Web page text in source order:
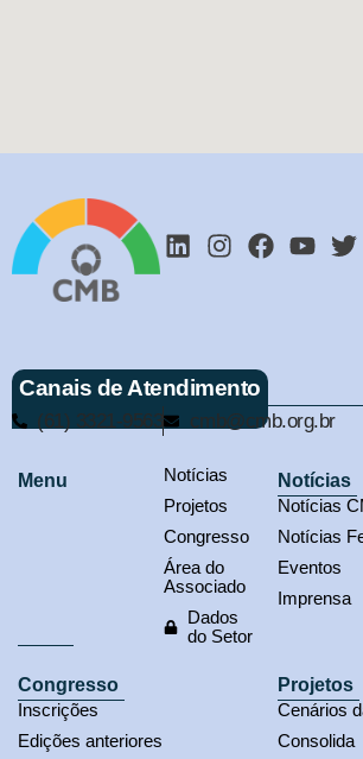
Canais de Atendimento
(61) 3321-9563 cmb@cmb.org.br
Menu
Notícias
Projetos
Congresso
Área do
Associado
Dados
do Setor
Notícias
Notícias
Notícias
Eventos
Imprensa
Congresso
Inscrições
Edições anteriores
Projetos
Cenários
Consolida